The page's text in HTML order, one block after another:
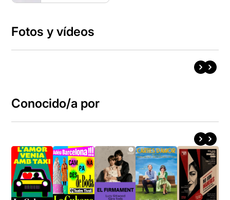
Fotos y vídeos
Conocido/a por